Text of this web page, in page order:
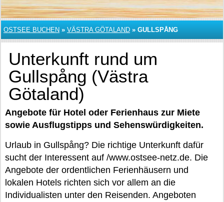
OSTSEE BUCHEN » VÄSTRA GÖTALAND » GULLSPÅNG
Unterkunft rund um
Gullspång (Västra
Götaland)
Angebote für Hotel oder Ferienhaus zur Miete
sowie Ausflugstipps und Sehenswürdigkeiten.
Urlaub in Gullspång? Die richtige Unterkunft dafür
sucht der Interessent auf /www.ostsee-netz.de. Die
Angebote der ordentlichen Ferienhäusern und
lokalen Hotels richten sich vor allem an die
Individualisten unter den Reisenden. Angeboten